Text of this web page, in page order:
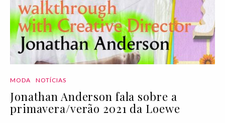
MODA NOTÍCIAS
Jonathan Anderson fala sobre a
primavera/verão 2021 da Loewe